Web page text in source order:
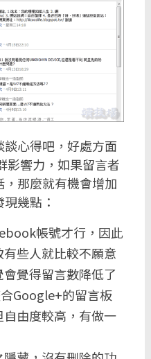
心得吧，好處方面
影響力，如果留言者
那麼就有機會增加
幾點：
帳號才行，因此
些人就比較不願意
覺得留言數降低了
Google+的留言板
由度較高，有做一